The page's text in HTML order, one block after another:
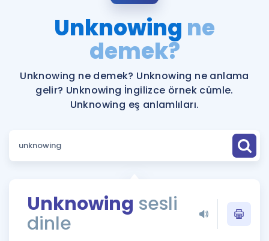
Şifremi Hatırlamıyorum
Katılımcı Görüşleri
Faydalı Araçlar
Ücretsiz Kaynaklar
Puan Hesaplama
ÖSYM Sınav Takvimi
Kampanyalar
İngilizce Gramer
Unknowing ne
demek?
Unknowing ne demek? Unknowing ne anlama
gelir? Unknowing İngilizce örnek cümle.
Unknowing eş anlamlıları.
Unknowing sesli
dinle